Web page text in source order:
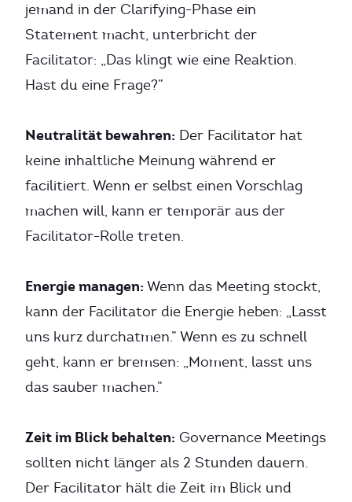
jemand in der Clarifying-Phase ein
Statement macht, unterbricht der
Facilitator: „Das klingt wie eine Reaktion.
Hast du eine Frage?”
Neutralität bewahren: Der Facilitator hat
keine inhaltliche Meinung während er
facilitiert. Wenn er selbst einen Vorschlag
machen will, kann er temporär aus der
Facilitator-Rolle treten.
Energie managen: Wenn das Meeting stockt,
kann der Facilitator die Energie heben: „Lasst
uns kurz durchatmen.” Wenn es zu schnell
geht, kann er bremsen: „Moment, lasst uns
das sauber machen.”
Zeit im Blick behalten: Governance Meetings
sollten nicht länger als 2 Stunden dauern.
Der Facilitator hält die Zeit im Blick und